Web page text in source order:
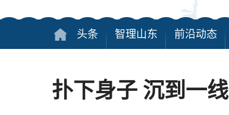
头条 智理山东 前沿动态
扑下身子 沉到一线